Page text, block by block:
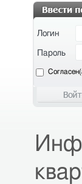
Логин
Пароль